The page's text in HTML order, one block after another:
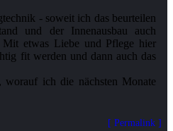
- soweit ich das beurteilen
und der Innenausbau auch
Mit etwas Liebe und Pflege hier
fit werden und dann auch das
worauf ich die nächsten Monate
Permalink